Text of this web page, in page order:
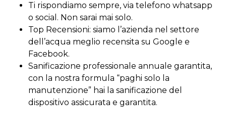
Ti rispondiamo sempre, via telefono whatsapp
o social. Non sarai mai solo.
Top Recensioni: siamo l’azienda nel settore
dell’acqua meglio recensita su Google e
Facebook.
Sanificazione professionale annuale garantita,
con la nostra formula “paghi solo la
manutenzione” hai la sanificazione del
dispositivo assicurata e garantita.